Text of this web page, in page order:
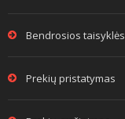
Bendrosios taisyklės
Prekių pristatymas